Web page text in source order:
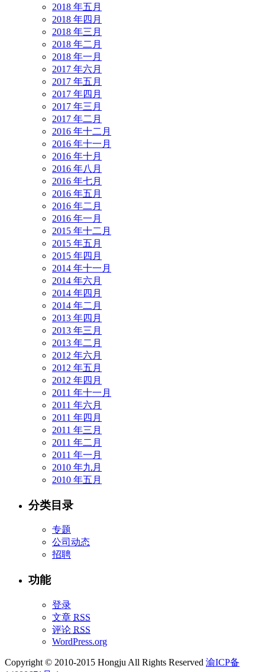
2018 年五月
2018 年四月
2018 年三月
2018 年二月
2018 年一月
2017 年六月
2017 年五月
2017 年四月
2017 年三月
2017 年二月
2016 年十二月
2016 年十一月
2016 年十月
2016 年八月
2016 年七月
2016 年五月
2016 年二月
2016 年一月
2015 年十二月
2015 年五月
2015 年四月
2014 年十一月
2014 年六月
2014 年四月
2014 年二月
2013 年四月
2013 年三月
2013 年二月
2012 年六月
2012 年五月
2012 年四月
2011 年十一月
2011 年六月
2011 年四月
2011 年三月
2011 年二月
2011 年一月
2010 年九月
2010 年五月
分类目录
专题
公司动态
招聘
功能
登录
文章 RSS
评论 RSS
WordPress.org
Copyright © 2010-2015 Hongju All Rights Reserved 渝ICP备